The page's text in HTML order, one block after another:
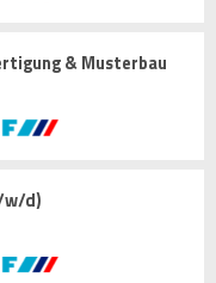
& Musterbau
w/d)